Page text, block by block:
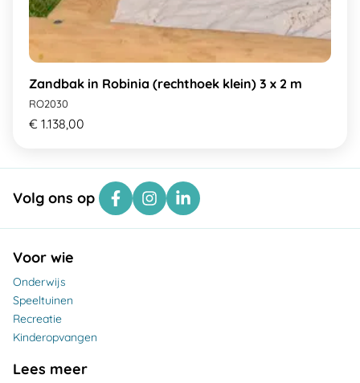
Zandbak in Robinia (rechthoek klein) 3 x 2 m
RO2030
€ 1.138,00
Volg ons op
Voor wie
Onderwijs
Speeltuinen
Recreatie
Kinderopvangen
Lees meer